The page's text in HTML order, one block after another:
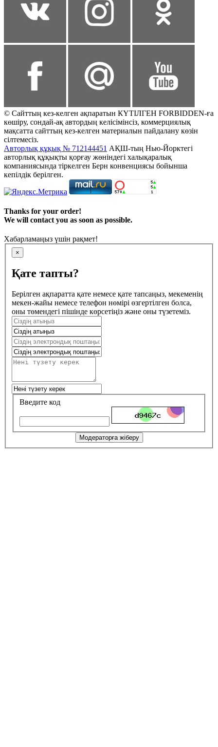
© Сайттың кез-келген ақпаратын КҮТІЛГЕН FORBIDDEN-ға
көшіру, сондай-ақ автордың келісімінсіз, коммерциялық
мақсатта сайттың кез-келген материалын пайдалану көзін
сілтемесіз.
Авторлық құқық № 712144451 АҚШ-тың Нью-Йорктегі
авторлық құқықты қорғау жөніндегі халықаралық
компаниясында тіркелген Берн конвенциясы бойынша
кепілдік берілген.
Thanks for your order!
We will contact you as soon as possible.
Хабарламаңыз үшін рақмет!
×
Қате тапты?
Берілген ақпаратта қате немесе қате тапсаңыз, мекеменің
мекен-жайы немесе телефон нөмірі өзгертілген болса,
оны төмендегі пішінде көрсетіңіз және оны түзетеміз.
Введите код
Модераторға жіберу